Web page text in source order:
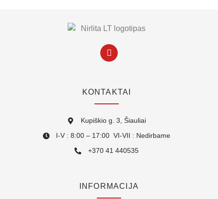
KONTAKTAI
Kupiškio g. 3, Šiauliai
I-V : 8:00 – 17:00 VI-VII : Nedirbame
+370 41 440535
INFORMACIJA